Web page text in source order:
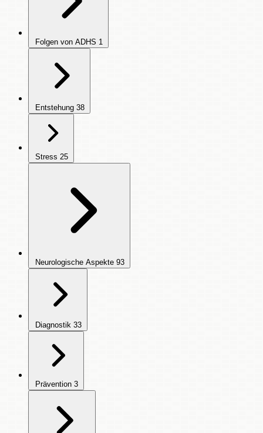
Folgen von ADHS 1
Entstehung 38
Stress 25
Neurologische Aspekte 93
Diagnostik 33
Prävention 3